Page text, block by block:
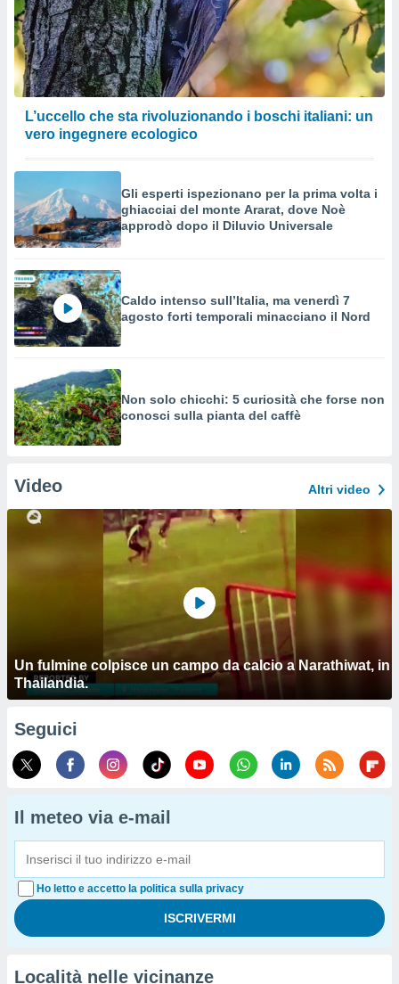
L’uccello che sta rivoluzionando i boschi italiani: un
vero ingegnere ecologico
Gli esperti ispezionano per la prima volta i
ghiacciai del monte Ararat, dove Noè
approdò dopo il Diluvio Universale
Caldo intenso sull’Italia, ma venerdì 7
agosto forti temporali minacciano il Nord
Non solo chicchi: 5 curiosità che forse non
conosci sulla pianta del caffè
Video Altri video
Un fulmine colpisce un campo da calcio a Narathiwat, in
Thailandia.
Seguici
Il meteo via e-mail
Ho letto e accetto la politica sulla privacy
Località nelle vicinanze